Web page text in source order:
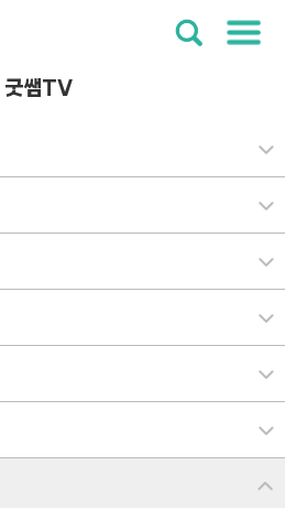
굿쌤TV